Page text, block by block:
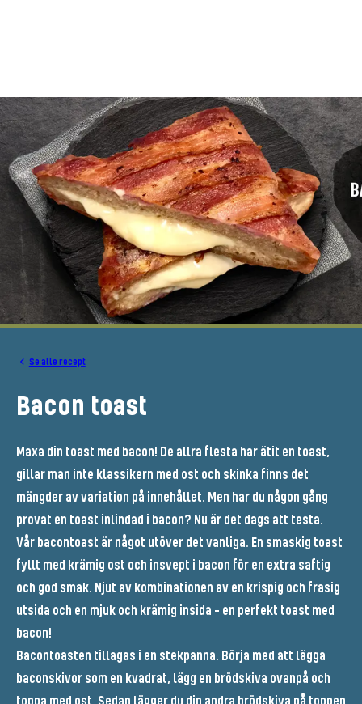
Se alle recept
Bacon toast
Maxa din toast med bacon! De allra flesta har ätit en toast,
gillar man inte klassikern med ost och skinka finns det
mängder av variation på innehållet. Men har du någon gång
provat en toast inlindad i bacon? Nu är det dags att testa.
Vår bacontoast är något utöver det vanliga. En smaskig toast
fyllt med krämig ost och insvept i bacon för en extra saftig
och god smak. Njut av kombinationen av en krispig och frasig
utsida och en mjuk och krämig insida – en perfekt toast med
bacon!
Bacontoasten tillagas i en stekpanna. Börja med att lägga
baconskivor som en kvadrat, lägg en brödskiva ovanpå och